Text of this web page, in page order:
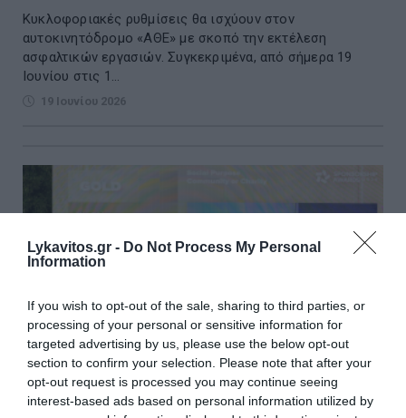
Lykavitos.gr - Do Not Process My Personal
Information
If you wish to opt-out of the sale, sharing to third parties, or
processing of your personal or sensitive information for
targeted advertising by us, please use the below opt-out
section to confirm your selection. Please note that after your
opt-out request is processed you may continue seeing
interest-based ads based on personal information utilized by
Κυκλοφοριακές ρυθμίσεις θα ισχύουν στον
αυτοκινητόδρομο «ΑΘΕ» με σκοπό την εκτέλεση
ασφαλτικών εργασιών. Συγκεκριμένα, από σήμερα 19
Ιουνίου στις 1...
19 Ιουνίου 2026